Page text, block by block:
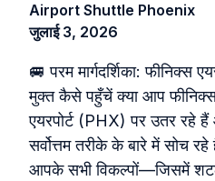
Airport Shuttle Phoenix
जुलाई 3, 2026
🚐 परम मार्गदर्शिका: फीनिक्स
मुक्त कैसे पहुँचें क्या आप फीनिक्स
एयरपोर्ट (PHX) पर उतर रहे
सर्वोत्तम तरीके के बारे में सोच रहे
आपके सभी विकल्पों—जिसमें